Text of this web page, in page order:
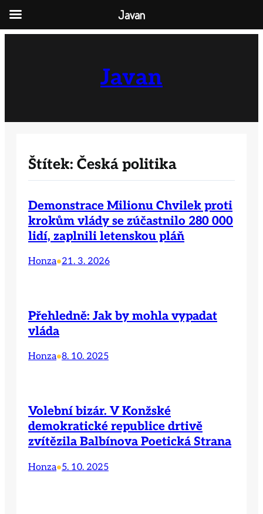
Javan
Štítek: Česká politika
Demonstrace Milionu Chvilek proti
krokům vlády se zúčastnilo 280 000
lidí, zaplnili letenskou pláň
Honza•21. 3. 2026
Přehledně: Jak by mohla vypadat
vláda
Honza•8. 10. 2025
Volební bizár. V Konžské
demokratické republice drtivě
zvítězila Balbínova Poetická Strana
Honza•5. 10. 2025
Javan